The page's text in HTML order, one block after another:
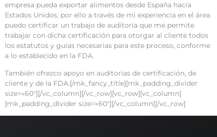
empresa pueda exportar alimentos desde España hacía
Estados Unidos, por ello a través de mi experiencia en el área
puedo certificar un trabajo de auditoría que me permite
trabajar con dicha certificación para otorgar al cliente todos
los estatutos y guías necesarias para este proceso, conforme
a lo establecido en la FDA.
También ofrezco apoyo en auditorías de certificación, de
cliente y de la FDA.[/mk_fancy_title][mk_padding_divider
size=»60″][/vc_column][/vc_row][vc_row][vc_column]
[mk_padding_divider size=»60″][/vc_column][/vc_row]